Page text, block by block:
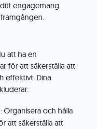
engagemang
att ha en
för att säkerställa att
effektivt. Dina
: Organisera och hålla
att säkerställa att